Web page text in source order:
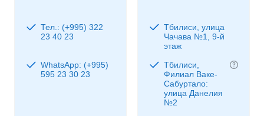
Тел.: (+995) 322
23 40 23
WhatsApp: (+995)
595 23 30 23
Тбилиси, улица
Чачава №1, 9-й
этаж
Тбилиси,
Филиал Ваке-
Сабуртало:
улица Данелия
№2